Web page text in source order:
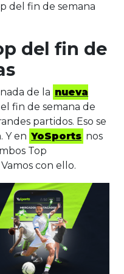
del fin de semana
del fin de
de la nueva
fin de semana de
partidos. Eso se
Y en YoSports nos
Top
con ello.